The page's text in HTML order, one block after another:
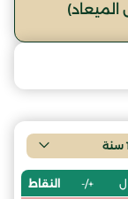
ل +/- النقاط